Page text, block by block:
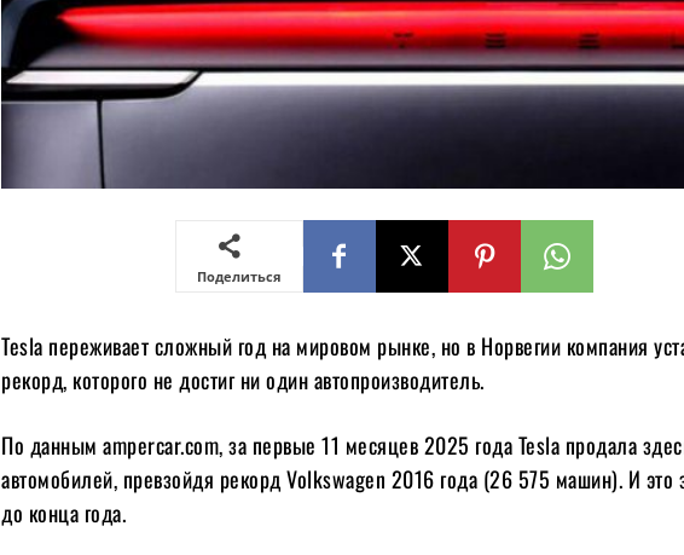
Поделиться
Tesla переживает сложный год на мировом рынке, но в Норвегии компания
рекорд, которого не достиг ни один автопроизводитель.
По данным ampercar.com, за первые 11 месяцев 2025 года Tesla продала
автомобилей, превзойдя рекорд Volkswagen 2016 года (26 575 машин). И это
до конца года.